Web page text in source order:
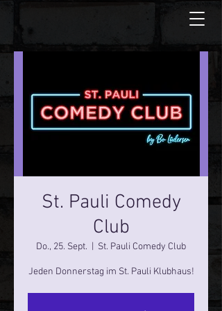
St. Pauli Comedy
Club
Do., 25. Sept. St. Pauli Comedy Club
Jeden Donnerstag im St. Pauli Klubhaus!